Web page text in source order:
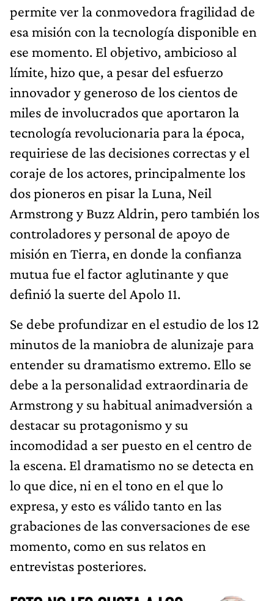
permite ver la conmovedora fragilidad de
esa misión con la tecnología disponible en
ese momento. El objetivo, ambicioso al
límite, hizo que, a pesar del esfuerzo
innovador y generoso de los cientos de
miles de involucrados que aportaron la
tecnología revolucionaria para la época,
requiriese de las decisiones correctas y el
coraje de los actores, principalmente los
dos pioneros en pisar la Luna, Neil
Armstrong y Buzz Aldrin, pero también los
controladores y personal de apoyo de
misión en Tierra, en donde la confianza
mutua fue el factor aglutinante y que
definió la suerte del Apolo 11.
Se debe profundizar en el estudio de los 12
minutos de la maniobra de alunizaje para
entender su dramatismo extremo. Ello se
debe a la personalidad extraordinaria de
Armstrong y su habitual animadversión a
destacar su protagonismo y su
incomodidad a ser puesto en el centro de
la escena. El dramatismo no se detecta en
lo que dice, ni en el tono en el que lo
expresa, y esto es válido tanto en las
grabaciones de las conversaciones de ese
momento, como en sus relatos en
entrevistas posteriores.